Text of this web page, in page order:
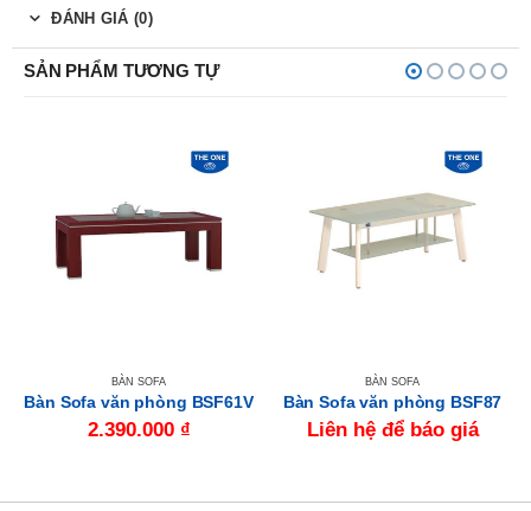
ĐÁNH GIÁ (0)
SẢN PHẨM TƯƠNG TỰ
BÀN SOFA
Bàn Sofa văn phòng BSF61V
2.390.000 ₫
BÀN SOFA
Bàn Sofa văn phòng BSF87
Liên hệ để báo giá